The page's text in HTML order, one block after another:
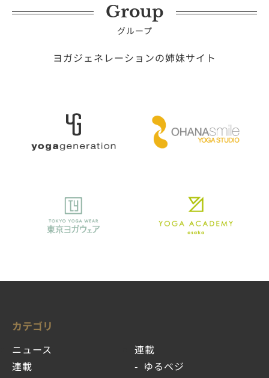
Group
グループ
ヨガジェネレーションの姉妹サイト
カテゴリ
ニュース
連載
連載
ゆるベジ